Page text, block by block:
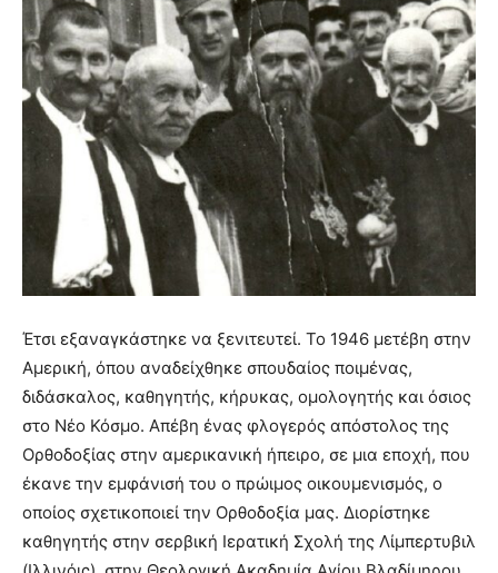
Έτσι εξαναγκάστηκε να ξενιτευτεί. Το 1946 μετέβη στην
Αμερική, όπου αναδείχθηκε σπουδαίος ποιμένας,
διδάσκαλος, καθηγητής, κήρυκας, ομολογητής και όσιος
στο Νέο Κόσμο. Απέβη ένας φλογερός απόστολος της
Ορθοδοξίας στην αμερικανική ήπειρο, σε μια εποχή, που
έκανε την εμφάνισή του ο πρώιμος οικουμενισμός, ο
οποίος σχετικοποιεί την Ορθοδοξία μας. Διορίστηκε
καθηγητής στην σερβική Ιερατική Σχολή της Λίμπερτυβιλ